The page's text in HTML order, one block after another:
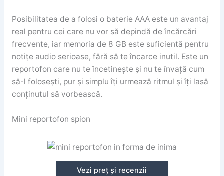
Posibilitatea de a folosi o baterie AAA este un avantaj
real pentru cei care nu vor să depindă de încărcări
frecvente, iar memoria de 8 GB este suficientă pentru
notițe audio serioase, fără să te încarce inutil. Este un
reportofon care nu te încetinește și nu te învață cum
să-l folosești, pur și simplu îți urmează ritmul și îți lasă
conținutul să vorbească.
Mini reportofon spion
Vezi preț și recenzii